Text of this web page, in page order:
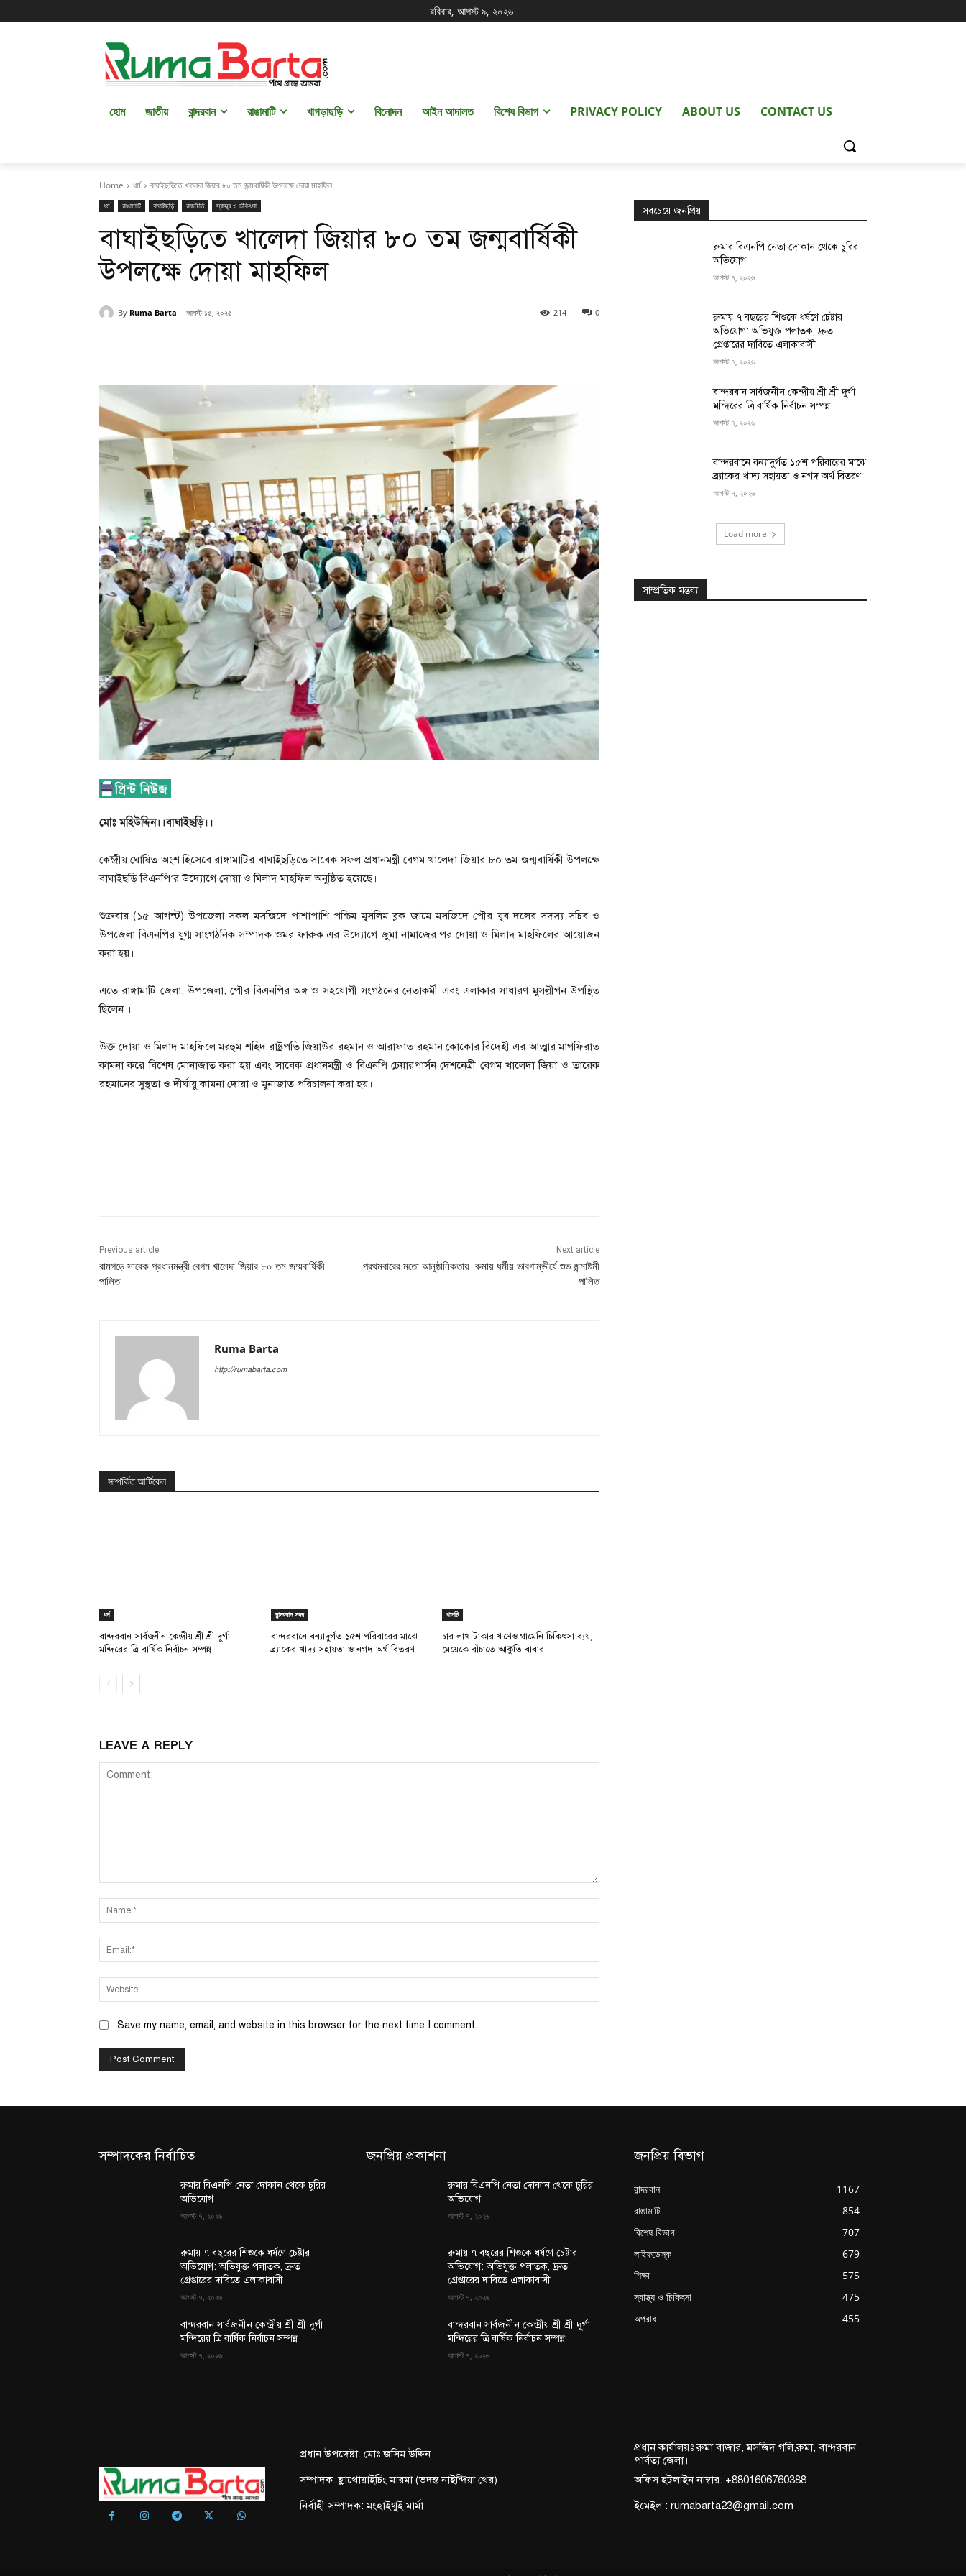
রবিবার, আগস্ট ৯, ২০২৬
হোম জাতীয় বান্দরবান রাঙামাটি খাগড়াছড়ি বিনোদন আইন আদালত বিশেষ বিভাগ PRIVACY POLICY ABOUT US CONTACT US
Home ধর্ম বাঘাইছড়িতে খালেদা জিয়ার ৮০ তম জন্মবার্ষিকী উপলক্ষে দোয়া মাহফিল
ধর্ম রাঙামাটি বাঘাইছড়ি রাজনীতি স্বাস্থ্য ও চিকিৎসা
বাঘাইছড়িতে খালেদা জিয়ার ৮০ তম জন্মবার্ষিকী
উপলক্ষে দোয়া মাহফিল
By Ruma Barta আগস্ট ১৫, ২০২৫ 0
214
মোঃ মহিউদ্দিন।।বাঘাইছড়ি।।
কেন্দ্রীয় ঘোষিত অংশ হিসেবে ‎রাঙ্গামাটির বাঘাইছড়িতে সাবেক সফল প্রধানমন্ত্রী বেগম খালেদা জিয়ার ৮০ তম জন্মবার্ষিকী উপলক্ষে
বাঘাইছড়ি বিএনপি’র উদ্যোগে দোয়া ও মিলাদ মাহফিল অনুষ্ঠিত হয়েছে।
‎শুক্রবার (১৫ আগস্ট) উপজেলা সকল মসজিদে পাশাপাশি পশ্চিম মুসলিম ব্লক জামে মসজিদে পৌর যুব দলের সদস্য সচিব ও
উপজেলা বিএনপির যুগ্ম সাংগঠনিক সম্পাদক ওমর ফারুক এর উদ্যোগে জুমা নামাজের পর দোয়া ও মিলাদ মাহফিলের আয়োজন
করা হয়।
‎এতে রাঙ্গামাটি জেলা, উপজেলা, পৌর বিএনপির অঙ্গ ও সহযোগী সংগঠনের নেতাকর্মী এবং এলাকার সাধারণ মুসল্লীগন উপস্থিত
ছিলেন ।
‎উক্ত দোয়া ও মিলাদ মাহফিলে মরহুম শহিদ রাষ্ট্রপতি জিয়াউর রহমান ও আরাফাত রহমান কোকোর বিদেহী এর আত্মার মাগফিরাত
কামনা করে বিশেষ মোনাজাত করা হয় এবং সাবেক প্রধানমন্ত্রী ও বিএনপি চেয়ারপার্সন দেশনেত্রী বেগম খালেদা জিয়া ও তারেক
রহমানের সুস্থতা ও দীর্ঘায়ু কামনা দোয়া ও মুনাজাত পরিচালনা করা হয়।
Previous article
রামগড়ে সাবেক প্রধানমন্ত্রী বেগম খালেদা জিয়ার ৮০ তম জম্মবার্ষিকী
পালিত
Next article
প্রথমবারের মতো আনুষ্ঠানিকতায় রুমায় ধর্মীয় ভাবগাম্ভীর্যে শুভ জন্মাষ্টমী
পালিত
Ruma Barta
http://rumabarta.com
সম্পর্কিত আর্টিকেল
ধর্ম
বান্দরবান সার্বজনীন কেন্দ্রীয় শ্রী শ্রী দুর্গা
মন্দিরের ত্রি বার্ষিক নির্বাচন সম্পন্ন
বান্দরবান সদর
বান্দরবানে বন্যাদুর্গত ১৫শ পরিবারের মাঝে
ব্র্যাকের খাদ্য সহায়তা ও নগদ অর্থ বিতরণ
থানচি
চার লাখ টাকার ঋণেও থামেনি চিকিৎসা ব্যয়,
মেয়েকে বাঁচাতে আকুতি বাবার
LEAVE A REPLY
Save my name, email, and website in this browser for the next time I comment.
সবচেয়ে জনপ্রিয়
রুমার বিএনপি নেতা দোকান থেকে চুরির
অভিযোগ
আগস্ট ৭, ২০২৬
রুমায় ৭ বছরের শিশুকে ধর্ষণে চেষ্টার
অভিযোগ: অভিযুক্ত পলাতক, দ্রুত
গ্রেপ্তারের দাবিতে এলাকাবাসী
আগস্ট ৭, ২০২৬
বান্দরবান সার্বজনীন কেন্দ্রীয় শ্রী শ্রী দুর্গা
মন্দিরের ত্রি বার্ষিক নির্বাচন সম্পন্ন
আগস্ট ৭, ২০২৬
বান্দরবানে বন্যাদুর্গত ১৫শ পরিবারের মাঝে
ব্র্যাকের খাদ্য সহায়তা ও নগদ অর্থ বিতরণ
আগস্ট ৭, ২০২৬
Load more
সাম্প্রতিক মন্তব্য
সম্পাদকের নির্বাচিত
রুমার বিএনপি নেতা দোকান থেকে চুরির
অভিযোগ
আগস্ট ৭, ২০২৬
রুমায় ৭ বছরের শিশুকে ধর্ষণে চেষ্টার
অভিযোগ: অভিযুক্ত পলাতক, দ্রুত
গ্রেপ্তারের দাবিতে এলাকাবাসী
আগস্ট ৭, ২০২৬
বান্দরবান সার্বজনীন কেন্দ্রীয় শ্রী শ্রী দুর্গা
মন্দিরের ত্রি বার্ষিক নির্বাচন সম্পন্ন
আগস্ট ৭, ২০২৬
জনপ্রিয় প্রকাশনা
রুমার বিএনপি নেতা দোকান থেকে চুরির
অভিযোগ
আগস্ট ৭, ২০২৬
রুমায় ৭ বছরের শিশুকে ধর্ষণে চেষ্টার
অভিযোগ: অভিযুক্ত পলাতক, দ্রুত
গ্রেপ্তারের দাবিতে এলাকাবাসী
আগস্ট ৭, ২০২৬
বান্দরবান সার্বজনীন কেন্দ্রীয় শ্রী শ্রী দুর্গা
মন্দিরের ত্রি বার্ষিক নির্বাচন সম্পন্ন
আগস্ট ৭, ২০২৬
জনপ্রিয় বিভাগ
বান্দরবান
1167
রাঙামাটি
854
বিশেষ বিভাগ
707
লাইফডেস্ক
679
শিক্ষা
575
স্বাস্থ্য ও চিকিৎসা
475
অপরাধ
455
প্রধান উপদেষ্টা: মোঃ জসিম উদ্দিন
সম্পাদক: হ্লাথোয়াইচিং মারমা (ভদন্ত নাইন্দিয়া থের)
নির্বাহী সম্পাদক: মংহাইথুই মার্মা
প্রধান কার্যালয়ঃ রুমা বাজার, মসজিদ গলি,রুমা, বান্দরবান
পার্বত্য জেলা।
অফিস হটলাইন নাম্বার: +8801606760388
ইমেইল : rumabarta23@gmail.com